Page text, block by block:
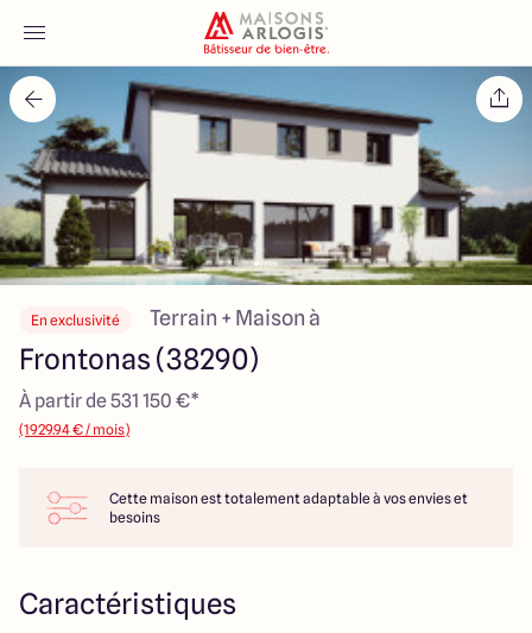
Accueil
Nos maisons
Nos annonces
Votre projet
Qui sommes-nous
Maisons ARLOGIS Lyon Est
En exclusivité Terrain + Maison à
Frontonas (38290)
À partir de 531 150 €*
(1929.94 € / mois)
Cette maison est totalement adaptable à vos envies et
besoins
Caractéristiques